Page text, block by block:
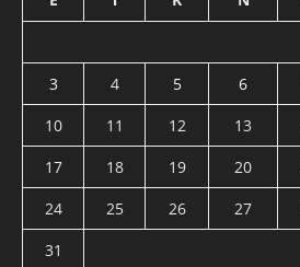
3
4 5 6
10
11 12 13
17
18 19 20
24
25 26 27
31